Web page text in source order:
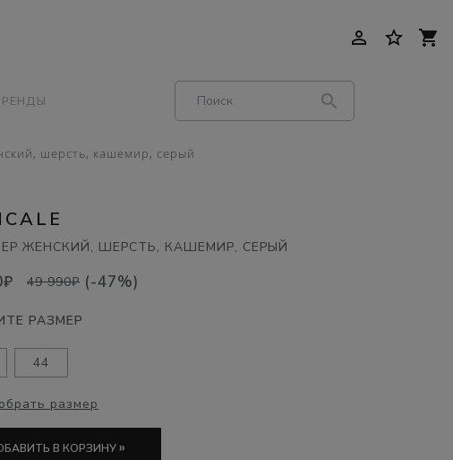
person_outline star_border shopping_cart
search
шерсть, кашемир, серый
ЖЕНСКИЙ, ШЕРСТЬ, КАШЕМИР, СЕРЫЙ
49 990₽ (-47%)
РАЗМЕР
44
размер
В КОРЗИНУ»